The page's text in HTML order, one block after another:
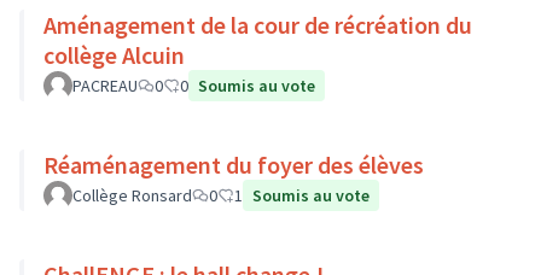
Aménagement de la cour de récréation du
collège Alcuin
PACREAU 0 0 Soumis au vote
Réaménagement du foyer des élèves
Collège Ronsard 0 1 Soumis au vote